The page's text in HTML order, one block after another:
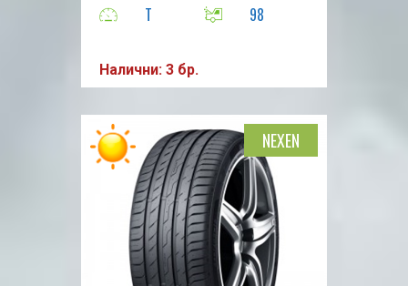
T
98
Налични: 3 бр.
NEXEN